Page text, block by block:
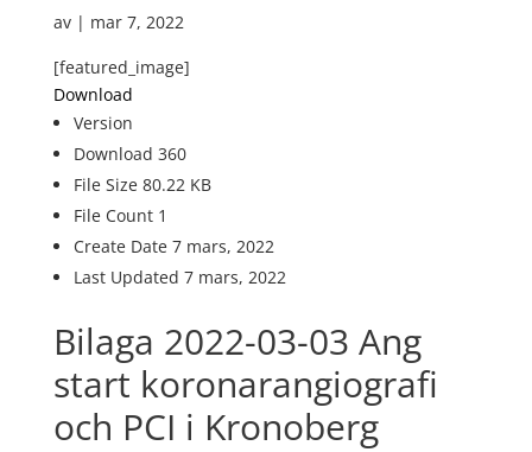
av | mar 7, 2022
[featured_image]
Download
Version
Download 360
File Size 80.22 KB
File Count 1
Create Date 7 mars, 2022
Last Updated 7 mars, 2022
Bilaga 2022-03-03 Ang
start koronarangiografi
och PCI i Kronoberg